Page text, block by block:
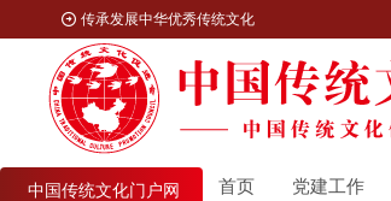
传承发展中华优秀传统文化
中国传统文化门户网 首页 党建工作